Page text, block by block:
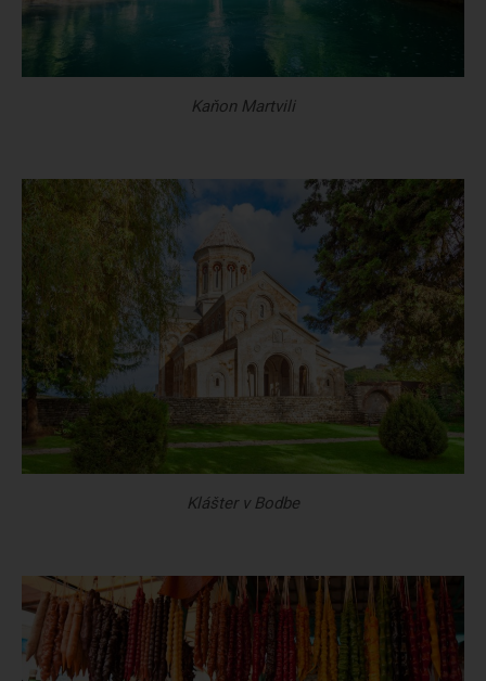
Kaňon Martvili
Klášter v Bodbe